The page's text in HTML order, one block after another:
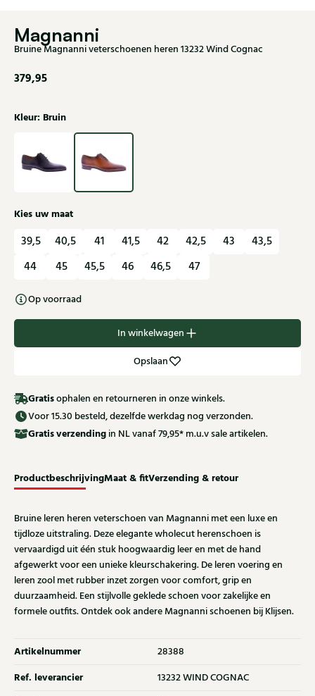
Magnanni
Bruine Magnanni veterschoenen heren 13232 Wind Cognac
379,95
Kleur: Bruin
Kies uw maat
39,5 40,5 41 41,5 42 42,5 43
43,5
44
45 45,5 46 46,5 47
Op voorraad
In winkelwagen
Opslaan
Gratisophalen en retourneren in onze winkels.
Voor 15.30 besteld, dezelfde werkdag nog verzonden.
Gratisverzending in NL vanaf 79,95* m.u.v sale artikelen.
ProductbeschrijvingMaat & fitVerzending & retour
Bruine leren heren veterschoen van Magnanni met een luxe en
tijdloze uitstraling. Deze elegante wholecut herenschoen is
vervaardigd uit één stuk hoogwaardig leer en met de hand
afgewerkt voor een unieke kleurschakering. De leren voering en
leren zool met rubber inzet zorgen voor comfort, grip en
duurzaamheid. Een stijlvolle geklede schoen voor zakelijke en
formele outfits. Ontdek ook andere Magnanni schoenen bij Klijsen.
Artikelnummer 28388
Ref. leverancier 13232 WIND COGNAC